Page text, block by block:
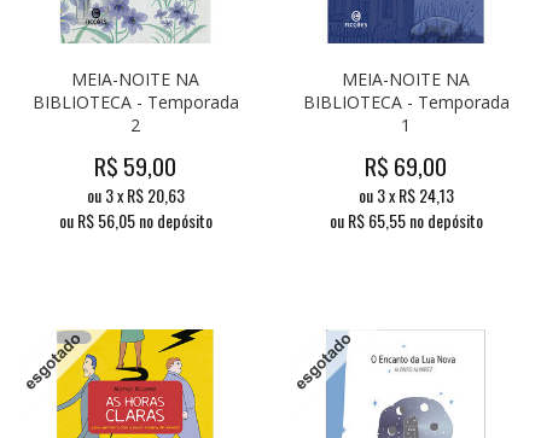
MEIA-NOITE NA
BIBLIOTECA - Temporada
2
R$ 59,00
ou3x R$20,63
ou R$56,05 no depósito
MEIA-NOITE NA
BIBLIOTECA - Temporada
1
R$ 69,00
ou3x R$24,13
ou R$65,55 no depósito